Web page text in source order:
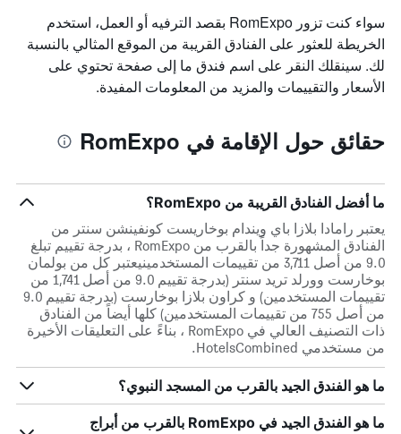
سواء كنت تزور RomExpo بقصد الترفيه أو العمل، استخدم
الخريطة للعثور على الفنادق القريبة من الموقع المثالي بالنسبة
لك. سينقلك النقر على اسم فندق ما إلى صفحة تحتوي على
الأسعار والتقييمات والمزيد من المعلومات المفيدة.
حقائق حول الإقامة في RomExpo
ما أفضل الفنادق القريبة من RomExpo؟
يعتبر رامادا بلازا باي ويندام بوخاريست كونفينشن سنتر من
الفنادق المشهورة جداً بالقرب من RomExpo ، بدرجة تقييم تبلغ
9.0 من أصل 3,711 من تقييمات المستخدمينيعتبر كل من بولمان
بوخارست وورلد تريد سنتر (بدرجة تقييم 9.0 من أصل 1,741 من
تقييمات المستخدمين) و كراون بلازا بوخارست (بدرجة تقييم 9.0
من أصل 755 من تقييمات المستخدمين) كلها أيضاً من الفنادق
ذات التصنيف العالي في RomExpo ، بناءً على التعليقات الأخيرة
من مستخدمي HotelsCombined.
ما هو الفندق الجيد بالقرب من المسجد النبوي؟
ما هو الفندق الجيد في RomExpo بالقرب من أبراج